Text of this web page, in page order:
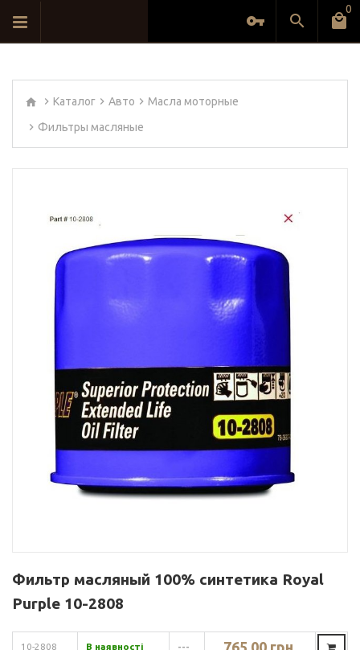
0
Каталог Авто Масла моторные
Фильтры масляные
Фильтр масляный 100% синтетика Royal
Purple 10-2808
10-2808 В наявності ---